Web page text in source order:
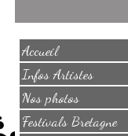
Accueil
Infos Artistes
Nos photos
Festivals Bretagne